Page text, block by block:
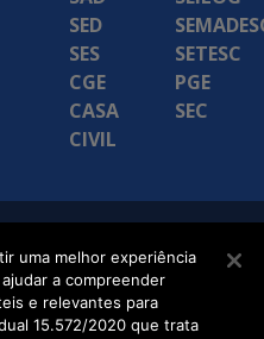
SED
SES
CGE
CASA
CIVIL
SETESC
PGE
SEC
uma melhor experiência
a compreender
e relevantes para
15.572/2020 que trata